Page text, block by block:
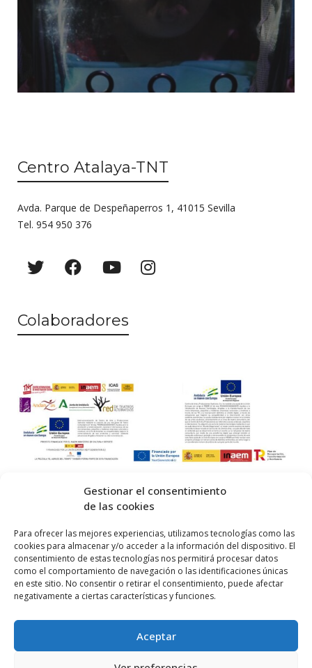
Gestionar el consentimiento
de las cookies
Para ofrecer las mejores experiencias, utilizamos tecnologías como las
cookies para almacenar y/o acceder a la información del dispositivo. El
consentimiento de estas tecnologías nos permitirá procesar datos
como el comportamiento de navegación o las identificaciones únicas
en este sitio. No consentir o retirar el consentimiento, puede afectar
negativamente a ciertas características y funciones.
Aceptar
Centro Atalaya-TNT
Avda. Parque de Despeñaperros 1, 41015 Sevilla
Tel. 954 950 376
Colaboradores
by QM.
Inicio
Contacta
Política de Privacidad